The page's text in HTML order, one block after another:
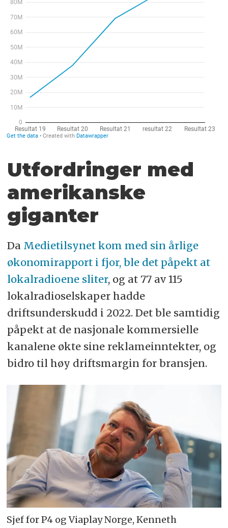
Utfordringer med
amerikanske
giganter
Da Medietilsynet kom med sin årlige
økonomirapport i fjor, ble det påpekt at
lokalradioene sliter, og at 77 av 115
lokalradioselskaper hadde
driftsunderskudd i 2022. Det ble samtidig
påpekt at de nasjonale kommersielle
kanalene økte sine reklameinntekter, og
bidro til høy driftsmargin for bransjen.
Sjef for P4 og Viaplay Norge, Kenneth